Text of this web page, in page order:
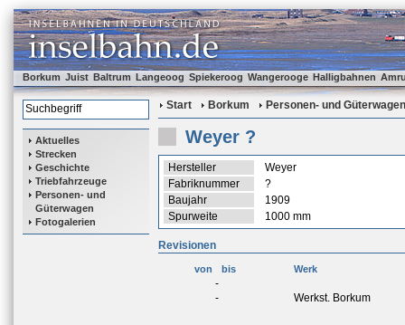
Borkum Juist Baltrum Langeoog Spiekeroog Wangerooge Halligbahnen
Aktuelles
Strecken
Geschichte
Triebfahrzeuge
Personen- und
Güterwagen
Fotogalerien
Start Borkum Personen- und Güterwagen
Weyer ?
Hersteller
Weyer
Fabriknummer
?
Baujahr
1909
Spurweite
1000 mm
Revisionen
von bis Werk
-
-
Werkst. Borkum